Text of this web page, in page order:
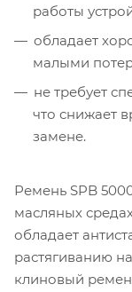
работы
обладает
малыми
не требует
что снижает
замене.
Ремень SPB
масляных
обладает
растягиванию
клиновый